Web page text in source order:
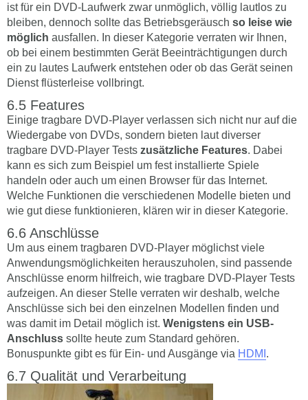
ist für ein DVD-Laufwerk zwar unmöglich, völlig lautlos zu
bleiben, dennoch sollte das Betriebsgeräusch so leise wie
möglich ausfallen. In dieser Kategorie verraten wir Ihnen,
ob bei einem bestimmten Gerät Beeinträchtigungen durch
ein zu lautes Laufwerk entstehen oder ob das Gerät seinen
Dienst flüsterleise vollbringt.
Features
Einige tragbare DVD-Player verlassen sich nicht nur auf die
Wiedergabe von DVDs, sondern bieten laut diverser
tragbare DVD-Player Tests zusätzliche Features. Dabei
kann es sich zum Beispiel um fest installierte Spiele
handeln oder auch um einen Browser für das Internet.
Welche Funktionen die verschiedenen Modelle bieten und
wie gut diese funktionieren, klären wir in dieser Kategorie.
Anschlüsse
Um aus einem tragbaren DVD-Player möglichst viele
Anwendungsmöglichkeiten herauszuholen, sind passende
Anschlüsse enorm hilfreich, wie tragbare DVD-Player Tests
aufzeigen. An dieser Stelle verraten wir deshalb, welche
Anschlüsse sich bei den einzelnen Modellen finden und
was damit im Detail möglich ist. Wenigstens ein USB-
Anschluss sollte heute zum Standard gehören.
Bonuspunkte gibt es für Ein- und Ausgänge via HDMI .
Qualität und Verarbeitung